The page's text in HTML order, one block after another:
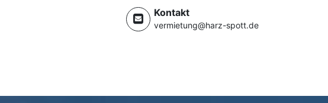
Kontakt
vermietung@harz-spott.de